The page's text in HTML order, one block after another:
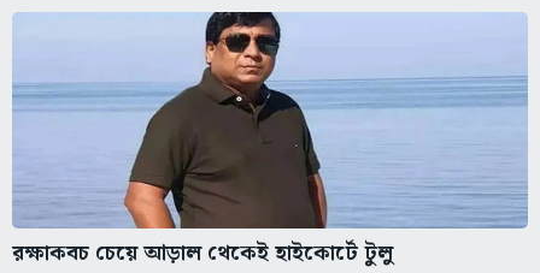
রক্ষাকবচ চেয়ে আড়াল থেকেই হাইকোর্টে টুলু